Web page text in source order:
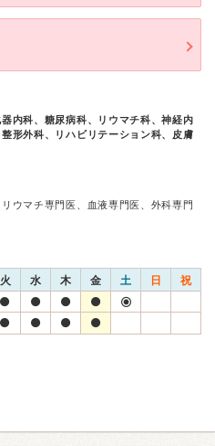
内科、糖尿病科、リウマチ科、神経内
形外科、リハビリテーション科、皮膚
ウマチ専門医、血液専門医、外科専門
火 水 木 金 土 日 祝